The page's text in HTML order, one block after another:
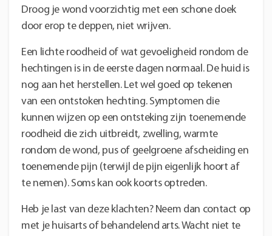
Droog je wond voorzichtig met een schone doek
door erop te deppen, niet wrijven.
Een lichte roodheid of wat gevoeligheid rondom de
hechtingen is in de eerste dagen normaal. De huid is
nog aan het herstellen. Let wel goed op tekenen
van een ontstoken hechting. Symptomen die
kunnen wijzen op een ontsteking zijn toenemende
roodheid die zich uitbreidt, zwelling, warmte
rondom de wond, pus of geelgroene afscheiding en
toenemende pijn (terwijl de pijn eigenlijk hoort af
te nemen). Soms kan ook koorts optreden.
Heb je last van deze klachten? Neem dan contact op
met je huisarts of behandelend arts. Wacht niet te